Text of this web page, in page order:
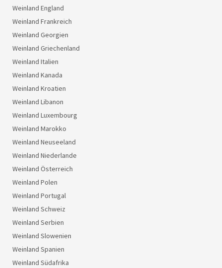
Weinland England
Weinland Frankreich
Weinland Georgien
Weinland Griechenland
Weinland Italien
Weinland Kanada
Weinland Kroatien
Weinland Libanon
Weinland Luxembourg
Weinland Marokko
Weinland Neuseeland
Weinland Niederlande
Weinland Österreich
Weinland Polen
Weinland Portugal
Weinland Schweiz
Weinland Serbien
Weinland Slowenien
Weinland Spanien
Weinland Südafrika